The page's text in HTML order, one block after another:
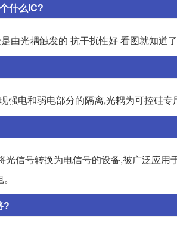
什么IC?
由光耦触发的 抗干扰性好 看图就知道了
强电和弱电部分的隔离,光耦为可控硅专
光信号转换为电信号的设备,被广泛应
?